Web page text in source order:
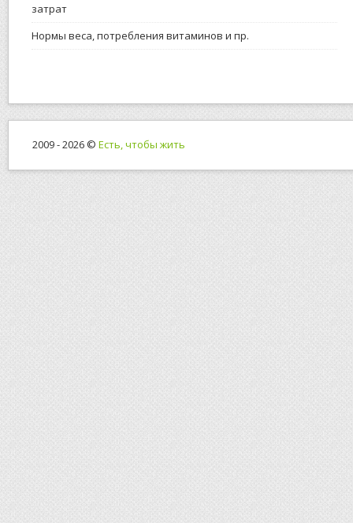
затрат
Нормы веса, потребления витаминов и пр.
2009 - 2026 © Есть, чтобы жить